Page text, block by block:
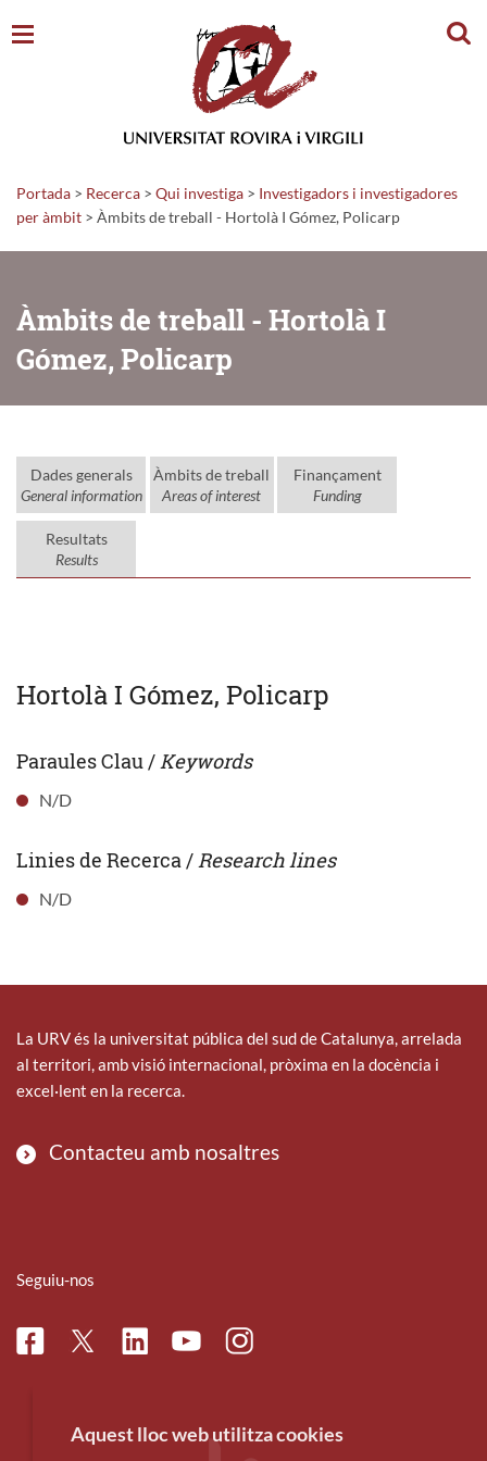
Portada > Recerca > Qui investiga > Investigadors i investigadores
per àmbit > Àmbits de treball - Hortolà I Gómez, Policarp
Àmbits de treball - Hortolà I
Gómez, Policarp
Dades generals
General information
Àmbits de treball
Areas of interest
Finançament
Funding
Resultats
Results
Hortolà I Gómez, Policarp
Paraules Clau / Keywords
N/D
Linies de Recerca / Research lines
N/D
La URV és la universitat pública del sud de Catalunya, arrelada
al territori, amb visió internacional, pròxima en la docència i
excel·lent en la recerca.
Contacteu amb nosaltres
Seguiu-nos
FacebookTwitterLinkedinYoutubeInstagram
Aquest lloc web utilitza cookies